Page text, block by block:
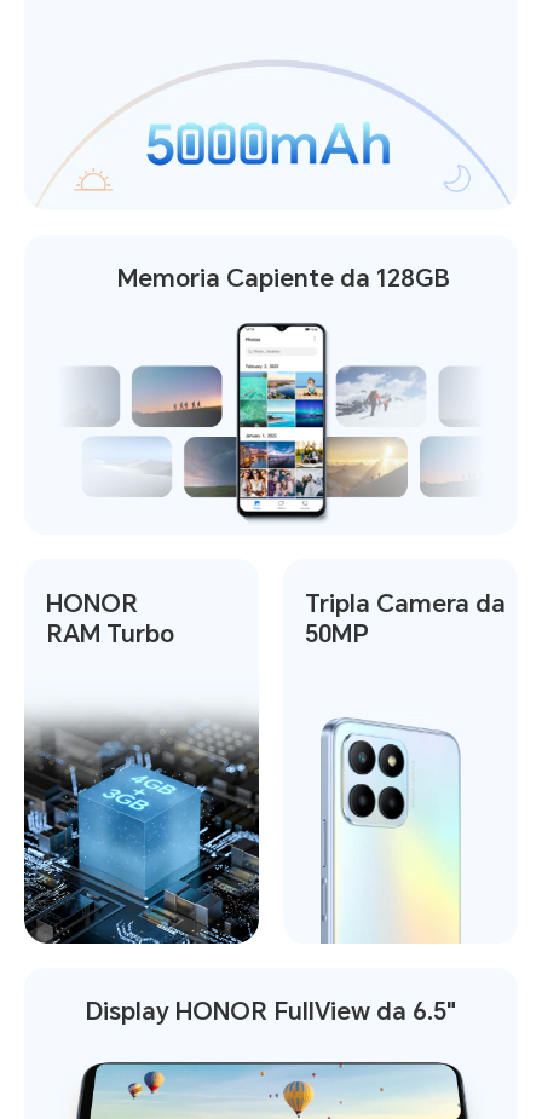
Memoria Capiente da 128GB
HONOR
RAM Turbo
Tripla Camera da
50MP
Display HONOR FullView da 6.5"